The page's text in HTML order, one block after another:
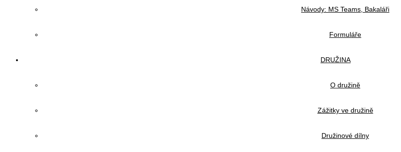
Návody: MS Teams, Bakaláři
Formuláře
DRUŽINA
O družině
Zážitky ve družině
Družinové dílny